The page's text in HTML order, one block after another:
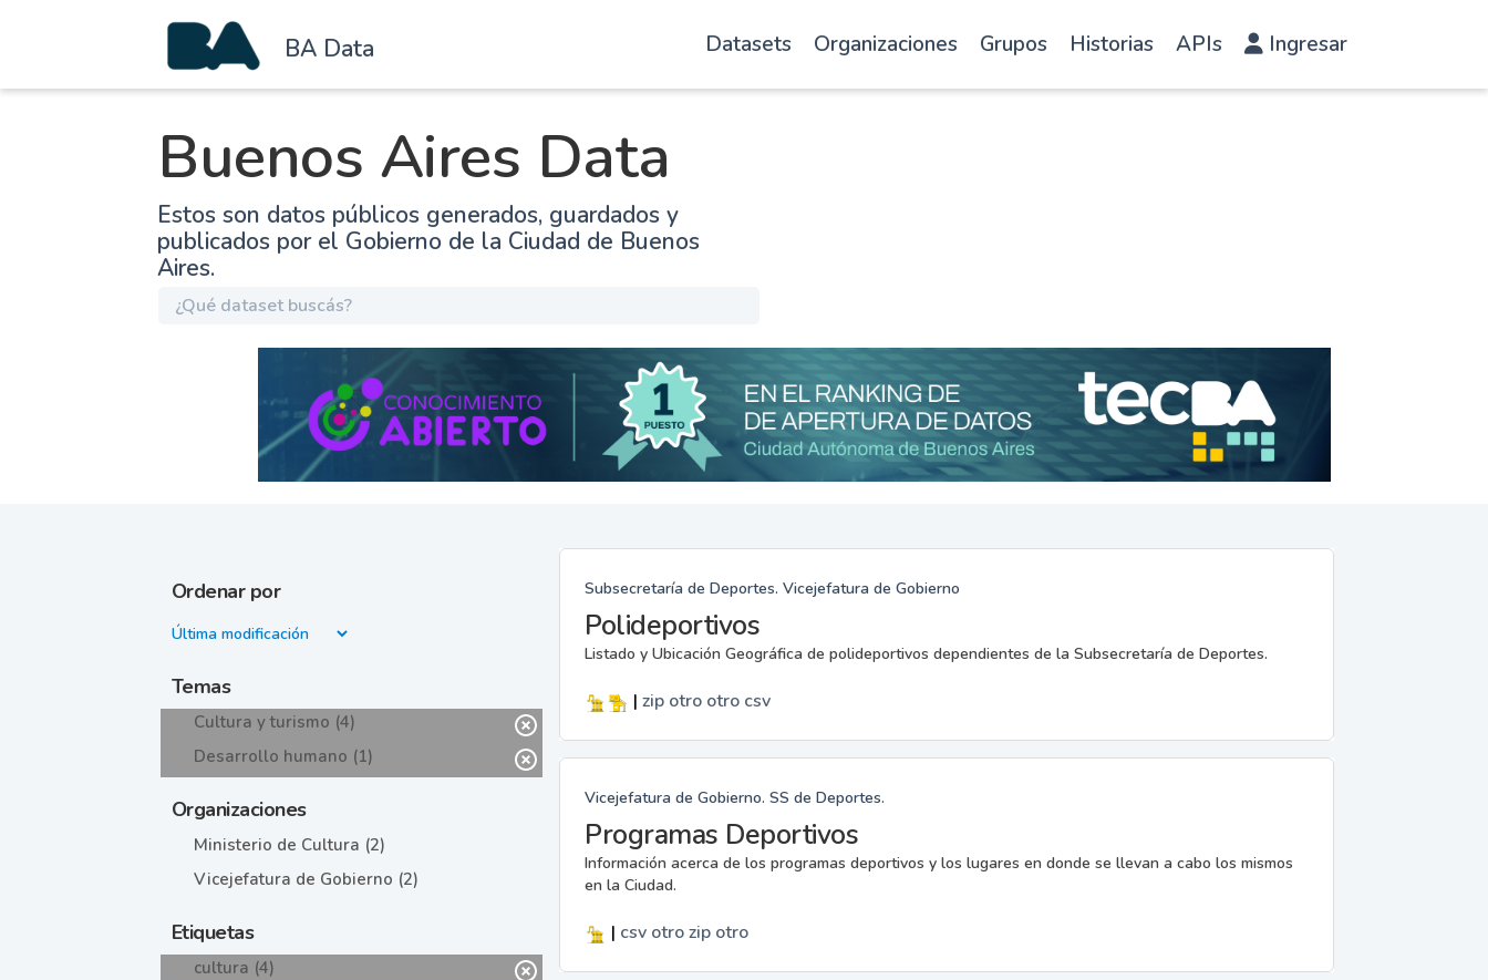
BA Data Datasets Organizaciones Grupos Historias APIs Ingresar
Buenos Aires Data
Estos son datos públicos generados, guardados y
publicados por el Gobierno de la Ciudad de Buenos
Aires.
Ordenar por
Temas
Cultura y turismo (4)
Desarrollo humano (1)
Organizaciones
Ministerio de Cultura (2)
Vicejefatura de Gobierno (2)
Etiquetas
cultura (4)
Subsecretaría de Deportes. Vicejefatura de Gobierno
Polideportivos
Listado y Ubicación Geográfica de polideportivos dependientes de la Subsecretaría de Deportes.
| zip otro otro csv
Vicejefatura de Gobierno. SS de Deportes.
Programas Deportivos
Información acerca de los programas deportivos y los lugares en donde se llevan a cabo los mismos
en la Ciudad.
| csv otrozip otro